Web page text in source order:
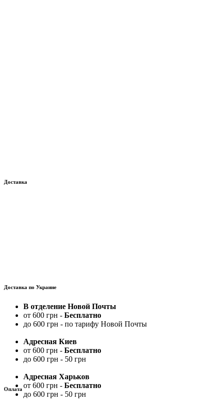
Доставка
Доставка по Украине
В отделение Новой Почты
от 600 грн - Бесплатно
до 600 грн - по тарифу Новой Почты
Адресная Киев
от 600 грн - Бесплатно
до 600 грн - 50 грн
Адресная Харьков
от 600 грн - Бесплатно
до 600 грн - 50 грн
Оплата